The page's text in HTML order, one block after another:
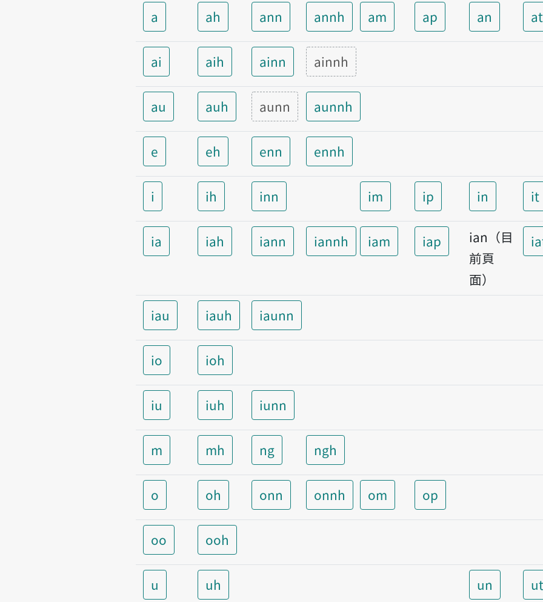
a ah ann annh am ap an at
ai aih ainn ainnh
au auh aunn aunnh
e eh enn ennh
i ih inn im ip in it
ia iah iann iannh iam iap
ian（目
前頁
面）
iau iauh iaunn
io ioh
iu iuh iunn
m mh ng ngh
o oh onn onnh om op
oo ooh
u uh un ut